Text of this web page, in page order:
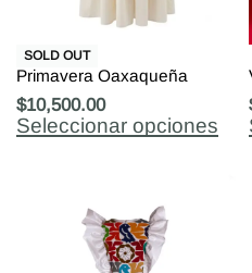
SOLD OUT
Primavera Oaxaqueña
$10,500.00
Seleccionar opciones